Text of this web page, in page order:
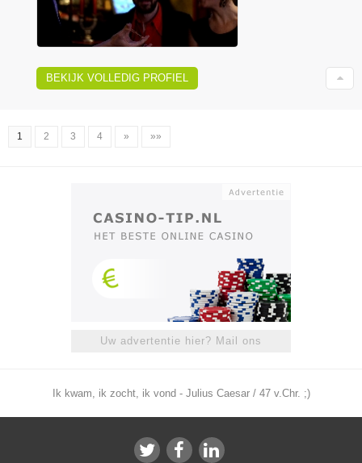
BEKIJK VOLLEDIG PROFIEL
1 2 3 4 » »»
Uw advertentie hier? Mail ons
Ik kwam, ik zocht, ik vond - Julius Caesar / 47 v.Chr. ;)